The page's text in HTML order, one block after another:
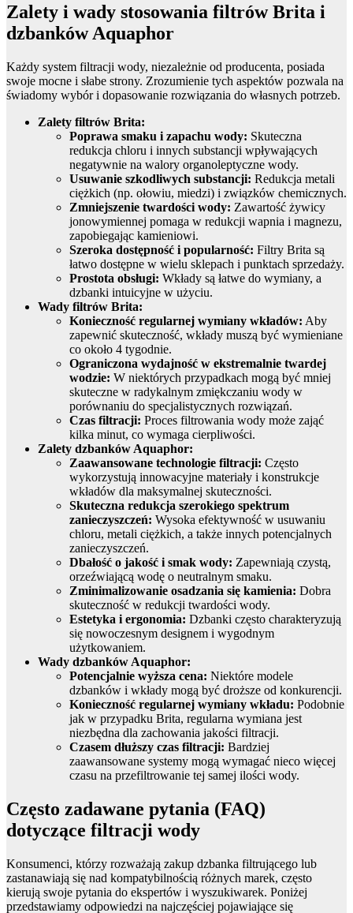
Zalety i wady stosowania filtrów Brita i
dzbanków Aquaphor
Każdy system filtracji wody, niezależnie od producenta, posiada
swoje mocne i słabe strony. Zrozumienie tych aspektów pozwala na
świadomy wybór i dopasowanie rozwiązania do własnych potrzeb.
Zalety filtrów Brita:
Poprawa smaku i zapachu wody: Skuteczna
redukcja chloru i innych substancji wpływających
negatywnie na walory organoleptyczne wody.
Usuwanie szkodliwych substancji: Redukcja metali
ciężkich (np. ołowiu, miedzi) i związków chemicznych.
Zmniejszenie twardości wody: Zawartość żywicy
jonowymiennej pomaga w redukcji wapnia i magnezu,
zapobiegając kamieniowi.
Szeroka dostępność i popularność: Filtry Brita są
łatwo dostępne w wielu sklepach i punktach sprzedaży.
Prostota obsługi: Wkłady są łatwe do wymiany, a
dzbanki intuicyjne w użyciu.
Wady filtrów Brita:
Konieczność regularnej wymiany wkładów: Aby
zapewnić skuteczność, wkłady muszą być wymieniane
co około 4 tygodnie.
Ograniczona wydajność w ekstremalnie twardej
wodzie: W niektórych przypadkach mogą być mniej
skuteczne w radykalnym zmiękczaniu wody w
porównaniu do specjalistycznych rozwiązań.
Czas filtracji: Proces filtrowania wody może zająć
kilka minut, co wymaga cierpliwości.
Zalety dzbanków Aquaphor:
Zaawansowane technologie filtracji: Często
wykorzystują innowacyjne materiały i konstrukcje
wkładów dla maksymalnej skuteczności.
Skuteczna redukcja szerokiego spektrum
zanieczyszczeń: Wysoka efektywność w usuwaniu
chloru, metali ciężkich, a także innych potencjalnych
zanieczyszczeń.
Dbałość o jakość i smak wody: Zapewniają czystą,
orzeźwiającą wodę o neutralnym smaku.
Zminimalizowanie osadzania się kamienia: Dobra
skuteczność w redukcji twardości wody.
Estetyka i ergonomia: Dzbanki często charakteryzują
się nowoczesnym designem i wygodnym
użytkowaniem.
Wady dzbanków Aquaphor:
Potencjalnie wyższa cena: Niektóre modele
dzbanków i wkłady mogą być droższe od konkurencji.
Konieczność regularnej wymiany wkładu: Podobnie
jak w przypadku Brita, regularna wymiana jest
niezbędna dla zachowania jakości filtracji.
Czasem dłuższy czas filtracji: Bardziej
zaawansowane systemy mogą wymagać nieco więcej
czasu na przefiltrowanie tej samej ilości wody.
Często zadawane pytania (FAQ)
dotyczące filtracji wody
Konsumenci, którzy rozważają zakup dzbanka filtrującego lub
zastanawiają się nad kompatybilnością różnych marek, często
kierują swoje pytania do ekspertów i wyszukiwarek. Poniżej
przedstawiamy odpowiedzi na najczęściej pojawiające się